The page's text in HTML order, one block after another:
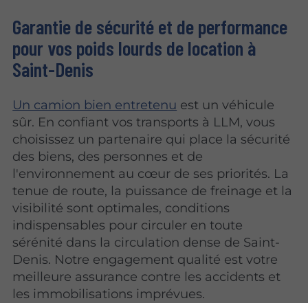
Garantie de sécurité et de performance
pour vos poids lourds de location à
Saint-Denis
Un camion bien entretenu est un véhicule
sûr. En confiant vos transports à LLM, vous
choisissez un partenaire qui place la sécurité
des biens, des personnes et de
l'environnement au cœur de ses priorités. La
tenue de route, la puissance de freinage et la
visibilité sont optimales, conditions
indispensables pour circuler en toute
sérénité dans la circulation dense de Saint-
Denis. Notre engagement qualité est votre
meilleure assurance contre les accidents et
les immobilisations imprévues.